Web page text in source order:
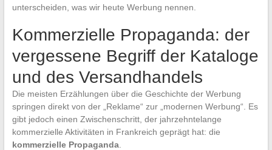
unterscheiden, was wir heute Werbung nennen.
Kommerzielle Propaganda: der
vergessene Begriff der Kataloge
und des Versandhandels
Die meisten Erzählungen über die Geschichte der Werbung
springen direkt von der „Reklame“ zur „modernen Werbung“. Es
gibt jedoch einen Zwischenschritt, der jahrzehntelange
kommerzielle Aktivitäten in Frankreich geprägt hat: die
kommerzielle Propaganda.